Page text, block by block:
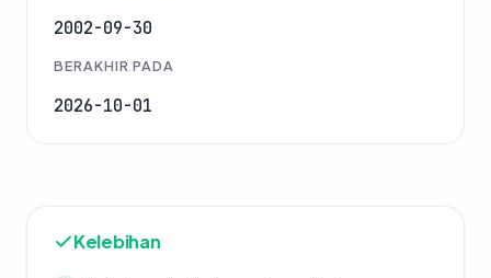
2002-09-30
BERAKHIR PADA
2026-10-01
Kelebihan